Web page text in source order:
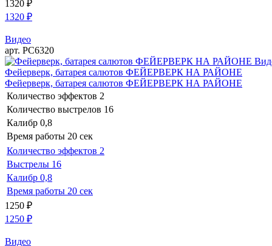
1320 ₽
1320 ₽
Видео
арт. РС6320
Фейерверк, батарея салютов ФЕЙЕРВЕРК НА РАЙОНЕ
Фейерверк, батарея салютов ФЕЙЕРВЕРК НА РАЙОНЕ
Количество эффектов 2
Количество выстрелов 16
Калибр 0,8
Время работы 20 сек
Количество эффектов 2
Выстрелы 16
Калибр 0,8
Время работы 20 сек
1250 ₽
1250 ₽
Видео